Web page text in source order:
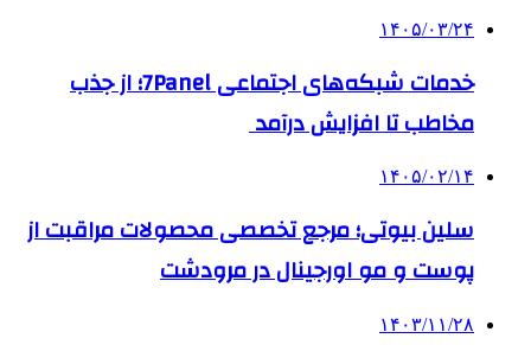
۱۴۰۵/۰۳/۲۴
خدمات شبکه‌های اجتماعی 7Panel؛ از جذب
مخاطب تا افزایش درآمد
۱۴۰۵/۰۲/۱۴
سلین بیوتی؛ مرجع تخصصی محصولات مراقبت از
پوست و مو اورجینال در مرودشت
۱۴۰۳/۱۱/۲۸